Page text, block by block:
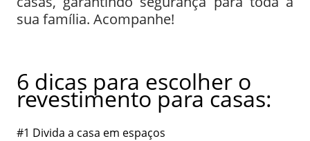
sua família. Acompanhe!
6 dicas para escolher o
revestimento para casas:
#1 Divida a casa em espaços